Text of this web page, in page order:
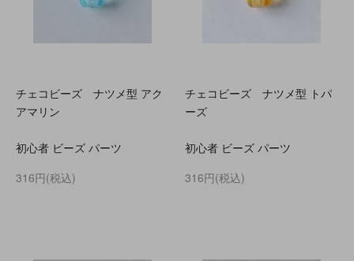
チェコビーズ ナツメ型 アク
アマリン
初心者 ビーズ パーツ
316円(税込)
チェコビーズ ナツメ型 トパ
ーズ
初心者 ビーズ パーツ
316円(税込)